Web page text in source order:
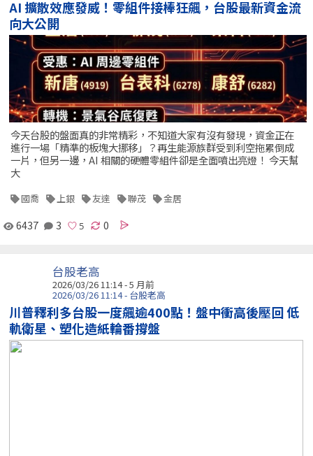
AI 擴散效應發威！零組件接棒狂飆，台股最新資金流
向大公開
今天台股的盤面真的非常精彩，不知道大家有沒有發現，資金正在
進行一場「精準的板塊大挪移」？再生能源族群受到利空拖累倒成
一片，但另一邊，AI 相關的硬體零組件卻是全面噴出亮燈！ 今天幫
大
國喬 上銀 友達 聯茂 金居
6437 3 0
台股老高
2026/03/26 11:14 - 5 月前
2026/03/26 11:14 - 台股老高
川普釋利多台股一度飆逾400點！盤中衝高後壓回 低
軌衛星、塑化造紙輪番撐盤